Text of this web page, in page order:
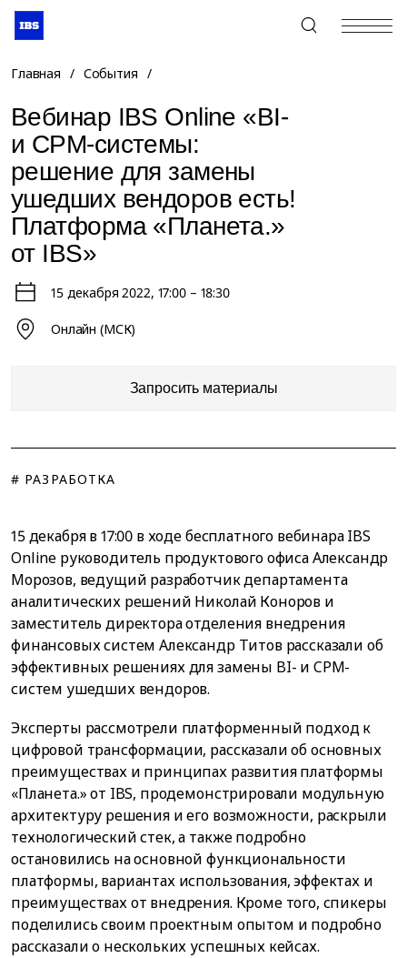
+7 (495) 967-80-80
Главная / События /
Вебинар IBS Online «BI-
и CPM-системы:
решение для замены
ушедших вендоров есть!
Платформа «Планета.»
от IBS»
15 декабря 2022, 17:00 – 18:30
Онлайн (МСК)
Запросить материалы
# РАЗРАБОТКА
15 декабря в 17:00 в ходе бесплатного вебинара IBS
Online руководитель продуктового офиса Александр
Морозов, ведущий разработчик департамента
аналитических решений Николай Коноров и
заместитель директора отделения внедрения
финансовых систем Александр Титов рассказали об
эффективных решениях для замены BI- и CPM-
систем ушедших вендоров.
Эксперты рассмотрели платформенный подход к
цифровой трансформации, рассказали об основных
преимуществах и принципах развития платформы
«Планета.» от IBS, продемонстрировали модульную
архитектуру решения и его возможности, раскрыли
технологический стек, а также подробно
остановились на основной функциональности
платформы, вариантах использования, эффектах и
преимуществах от внедрения. Кроме того, спикеры
поделились своим проектным опытом и подробно
рассказали о нескольких успешных кейсах.